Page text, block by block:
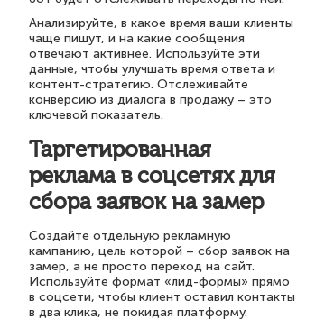
Анализируйте, в какое время ваши клиенты
чаще пишут, и на какие сообщения
отвечают активнее. Используйте эти
данные, чтобы улучшать время ответа и
контент-стратегию. Отслеживайте
конверсию из диалога в продажу – это
ключевой показатель.
Таргетированная
реклама в соцсетях для
сбора заявок на замер
Создайте отдельную рекламную
кампанию, цель которой – сбор заявок на
замер, а не просто переход на сайт.
Используйте формат «лид-формы» прямо
в соцсети, чтобы клиент оставил контакты
в два клика, не покидая платформу.